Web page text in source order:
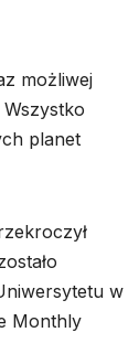
możliwej
planet
w
Monthly